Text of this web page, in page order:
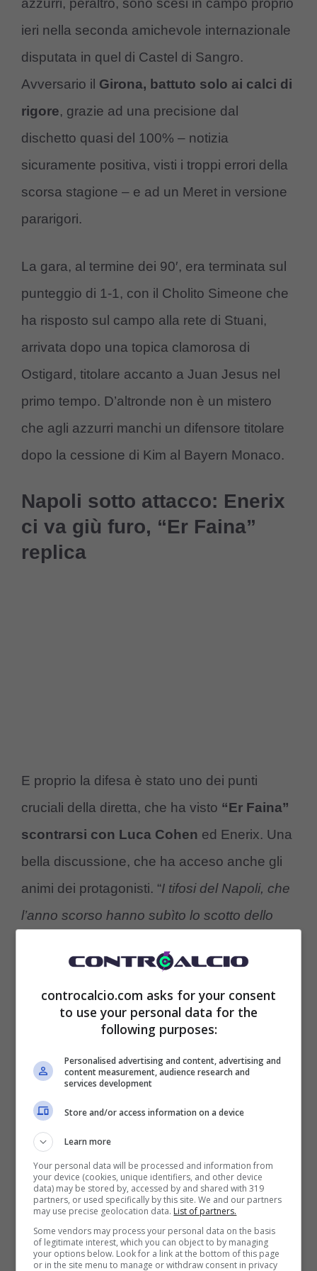
azzurri, peraltro, sono scesi in campo proprio
ieri nella seconda amichevole internazionale
disputata in quel di Castel di Sangro.
Avversario il Girona, battuto solo ai calci di
rigore, grazie ad una precisione dal
dischetto quasi del 100% – notizia
sicuramente positiva, visti i troppi errori della
scorsa stagione – e ad un Meret in versione
pararigori.
La gara, al termine dei 90′, era terminata sul
punteggio di 1-1, con il Cholito Simeone che
ha risposto sul campo alla rete di Stuani,
arrivata dopo una topica clamorosa di
Ostigard, titolare accanto a Juan Jesus nel
primo tempo. D’altronde non è un mistero
che agli azzurri manchi un difensore titolare
dopo la cessione di Kim al Bayern Monaco.
Napoli sotto attacco: Enerix
ci va giù furo, “Er Faina”
replica
E proprio la difesa è stato uno dei punti
cruciali della diretta, che ha visto “Er Faina”
scontrarsi con Luca Cohen ed Enerix. Una
bella discussione, che ha acceso anche gli
animi dei protagonisti. “I tifosi del Napoli, che
l’anno scorso hanno subìto lo scotto dello
accettano ogni tipo di situazione, come
accaduto al Milan nella passata stagione” ha
esordito Cohen che ha trovato manforte in
La mentalità dei napoletani è fallimentare
io parlo con loro e vincere uno scudetto dopo
30 anni ne vale per altri 30
Enerix, ricevendo in contraccambio la pronta
replica di “Er Faina”. “ Questa è una
str***ata” ha sostenuto l’influencer che ha
riconosciuto i meriti della squadra
controcalcio.com asks for your consent
to use your personal data for the
following purposes:
Personalised advertising and content, advertising and
content measurement, audience research and
services development
Store and/or access information on a device
Learn more
Your personal data will be processed and information from
your device (cookies, unique identifiers, and other device
data) may be stored by, accessed by and shared with 319
partners, or used specifically by this site. We and our partners
may use precise geolocation data. List of partners.
Some vendors may process your personal data on the basis
of legitimate interest, which you can object to by managing
your options below. Look for a link at the bottom of this page
or in the site menu to manage or withdraw consent in privacy